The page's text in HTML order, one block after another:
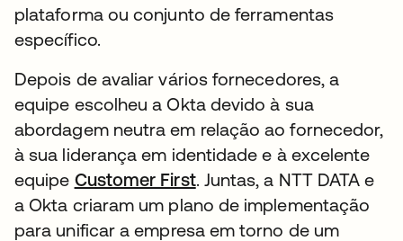
plataforma ou conjunto de ferramentas
específico.
Depois de avaliar vários fornecedores, a
equipe escolheu a Okta devido à sua
abordagem neutra em relação ao fornecedor,
à sua liderança em identidade e à excelente
equipe Customer First. Juntas, a NTT DATA e
a Okta criaram um plano de implementação
para unificar a empresa em torno de um